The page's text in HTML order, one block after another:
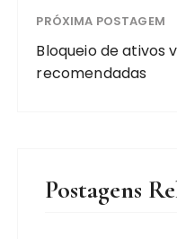
PRÓXIMA POSTAGEM
Bloqueio de ativos
recomendadas
Postagens